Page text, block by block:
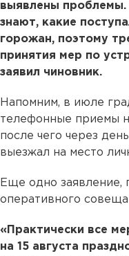
выявлены проблемы.
знают, какие
горожан, поэтому
принятия мер по
заявил чиновник.
Напомним, в июле
телефонные приемы
после чего через
выезжал на место
Еще одно заявление,
оперативного
«Практически все
на 15 августа